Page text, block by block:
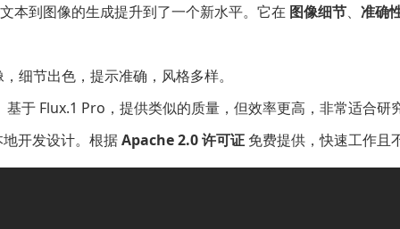
本到图像的生成提升到了一个新水平。它在 图像细节、 准确
细节出色，提示准确，风格多样。
于 Flux.1 Pro，提供类似的质量，但效率更高，非常适合研
开发设计。根据Apache 2.0 许可证 免费提供，快速工作且